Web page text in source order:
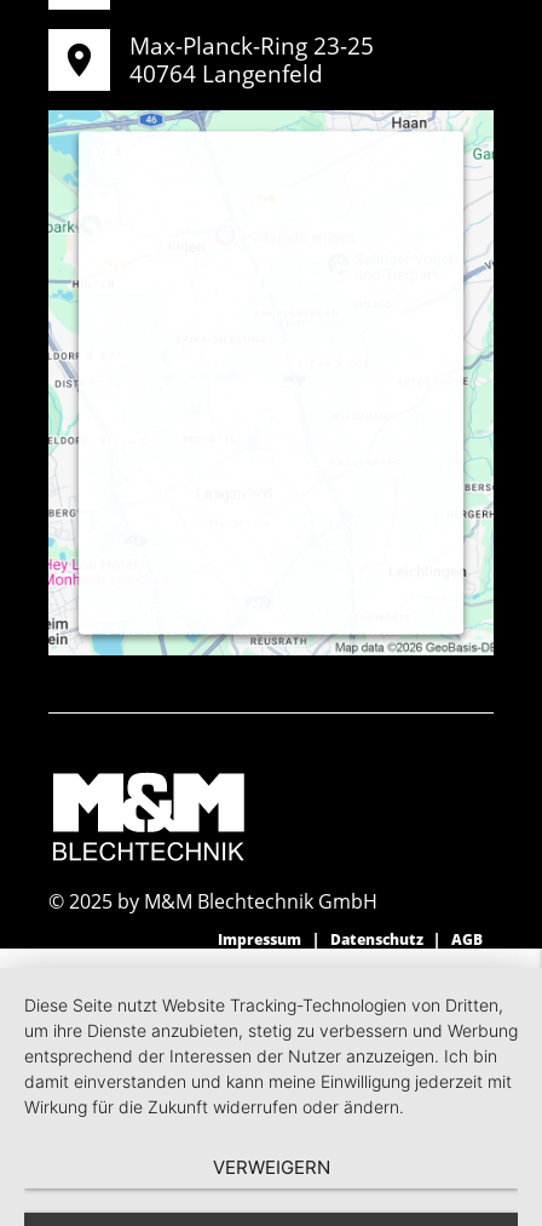
Max-Planck-Ring 23-25
40764 Langenfeld
Sie der Nutzung des Service zu,
um diese Karte anzuzeigen.
Mehr Informationen
Akzeptieren
Powered byUsercentrics Consent
© 2025 by M&M Blechtechnik GmbH
Impressum Datenschutz AGB
Diese Seite nutzt Website Tracking-Technologien von Dritten,
um ihre Dienste anzubieten, stetig zu verbessern und Werbung
entsprechend der Interessen der Nutzer anzuzeigen. Ich bin
damit einverstanden und kann meine Einwilligung jederzeit mit
Wirkung für die Zukunft widerrufen oder ändern.
VERWEIGERN